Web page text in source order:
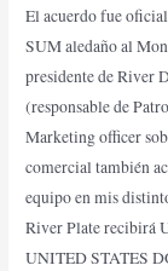
El acuerdo fue
SUM aledaño al
presidente de River
(responsable de
Marketing officer
comercial también
equipo en mis
River Plate recibirá
UNITED STATES